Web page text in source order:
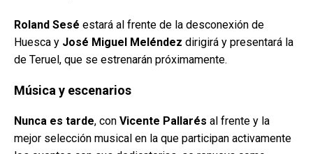
Roland Sesé estará al frente de la desconexión de
Huesca y José Miguel Meléndez dirigirá y presentará la
de Teruel, que se estrenarán próximamente.
Música y escenarios
Nunca es tarde, con Vicente Pallarés al frente y la
mejor selección musical en la que participan activamente